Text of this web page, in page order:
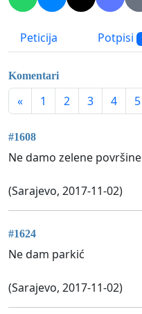
Peticija Potpisi
Komentari
« 1 2 3 4 5
#1608
Ne damo zelene
(Sarajevo, 2017-11-02)
#1624
Ne dam parkić
(Sarajevo, 2017-11-02)